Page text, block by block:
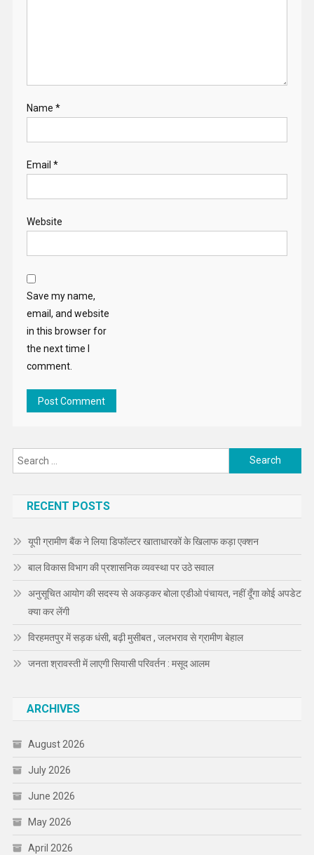
Name *
Email *
Website
Save my name,
email, and website
in this browser for
the next time I
comment.
Search
for:
RECENT POSTS
यूपी ग्रामीण बैंक ने लिया डिफॉल्टर खाताधारकों के खिलाफ कड़ा एक्शन
बाल विकास विभाग की प्रशासनिक व्यवस्था पर उठे सवाल
अनुसूचित आयोग की सदस्य से अकड़कर बोला एडीओ पंचायत, नहीं दूँगा कोई अपडेट
क्या कर लेंगी
विरहमतपुर में सड़क धंसी, बढ़ी मुसीबत , जलभराव से ग्रामीण बेहाल
जनता श्रावस्ती में लाएगी सियासी परिवर्तन : मसूद आलम
ARCHIVES
August 2026
July 2026
June 2026
May 2026
April 2026